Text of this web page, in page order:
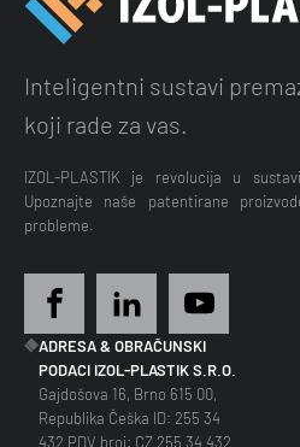
Inteligentni sustavi
koji rade za vas.
IZOL-PLASTIK je revolucija u
Upoznajte naše patentirane
probleme.
ADRESA & OBRAČUNSKI
PODACI IZOL-PLASTIK S.R.O.
Gajdošova 16, Brno 615 00,
Republika Češka ID: 255 34
432 PDV broj: CZ 255 34 432